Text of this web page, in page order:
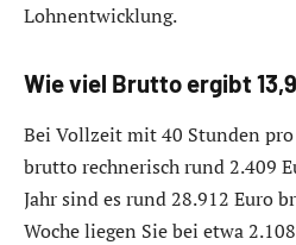
Lohnentwicklung.
Wie viel Brutto ergibt
Bei Vollzeit mit 40 Stunden
brutto rechnerisch rund 2.409
Jahr sind es rund 28.912 Euro
Woche liegen Sie bei etwa